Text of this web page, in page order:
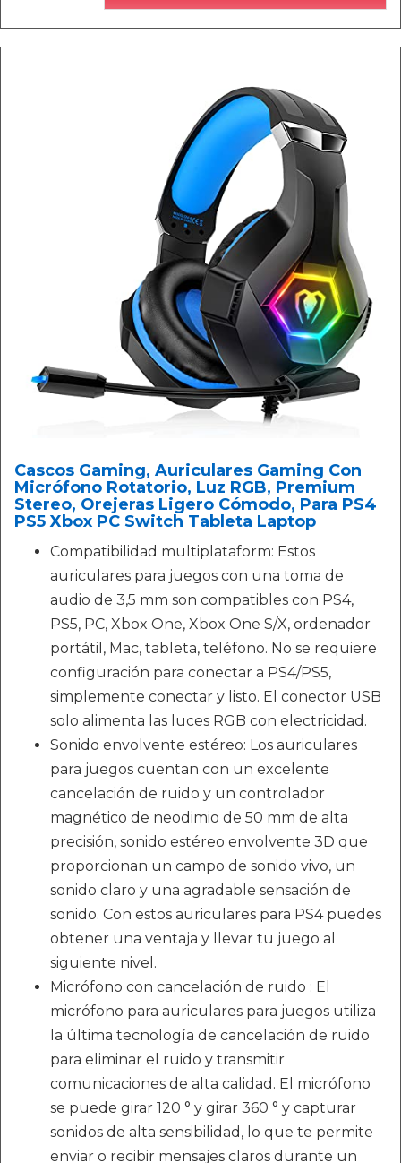
Cascos Gaming, Auriculares Gaming Con
Micrófono Rotatorio, Luz RGB, Premium
Stereo, Orejeras Ligero Cómodo, Para PS4
PS5 Xbox PC Switch Tableta Laptop
Compatibilidad multiplataform: Estos
auriculares para juegos con una toma de
audio de 3,5 mm son compatibles con PS4,
PS5, PC, Xbox One, Xbox One S/X, ordenador
portátil, Mac, tableta, teléfono. No se requiere
configuración para conectar a PS4/PS5,
simplemente conectar y listo. El conector USB
solo alimenta las luces RGB con electricidad.
Sonido envolvente estéreo: Los auriculares
para juegos cuentan con un excelente
cancelación de ruido y un controlador
magnético de neodimio de 50 mm de alta
precisión, sonido estéreo envolvente 3D que
proporcionan un campo de sonido vivo, un
sonido claro y una agradable sensación de
sonido. Con estos auriculares para PS4 puedes
obtener una ventaja y llevar tu juego al
siguiente nivel.
Micrófono con cancelación de ruido : El
micrófono para auriculares para juegos utiliza
la última tecnología de cancelación de ruido
para eliminar el ruido y transmitir
comunicaciones de alta calidad. El micrófono
se puede girar 120 ° y girar 360 ° y capturar
sonidos de alta sensibilidad, lo que te permite
enviar o recibir mensajes claros durante un